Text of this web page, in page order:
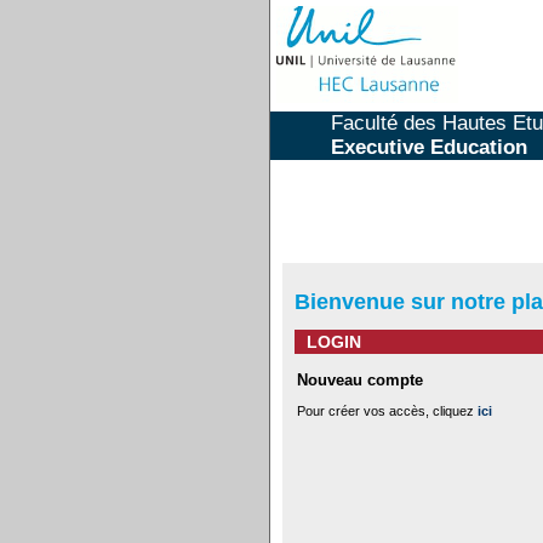
Faculté des Hautes
Executive Education
Bienvenue sur notre
LOGIN
Nouveau compte
Pour créer vos accès, cliquez ici